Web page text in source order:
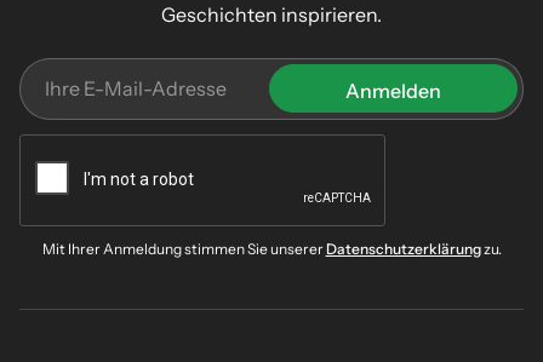
Geschichten inspirieren.
Mit Ihrer Anmeldung stimmen Sie unsererDatenschutzerklärungzu.